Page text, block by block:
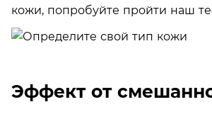
кожи, попробуйте пройти наш
Эффект от